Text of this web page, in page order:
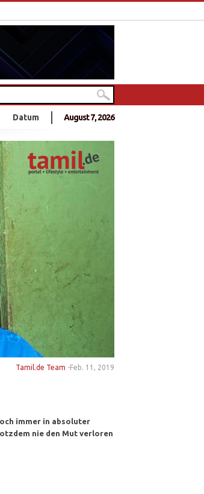
Hindu-Tempel
an Sri Lankas Ostküste
Datum August 7, 2026
Feb. 11, 2019
Tamil.de Team -
immer in absoluter
nie den Mut verloren